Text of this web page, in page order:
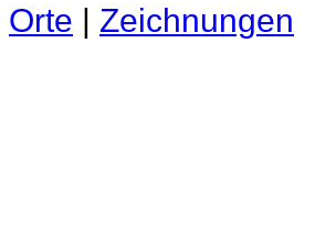
Orte | Zeichnungen